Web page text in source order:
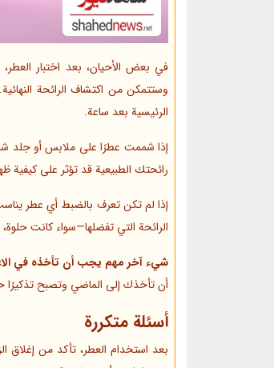
وستتمكن من اكتشاف الرائحة
الرئيسية بعد ساعة.
إذا شممت عطرًا على ملابس أو جلد
رائحتك الطبيعية قد تؤثر على كيفية
إذا لم تكن تعرف بالضبط أي عطر
الرائحة التي تفضلها—سواء كانت
شيء آخر مهم يجب أن تأخذه في
أن تأخذك إلى الماضي وتصبح تذكيرًا
أسئلة متكررة
بعد استخدام العطر، تأكد من إغلاق